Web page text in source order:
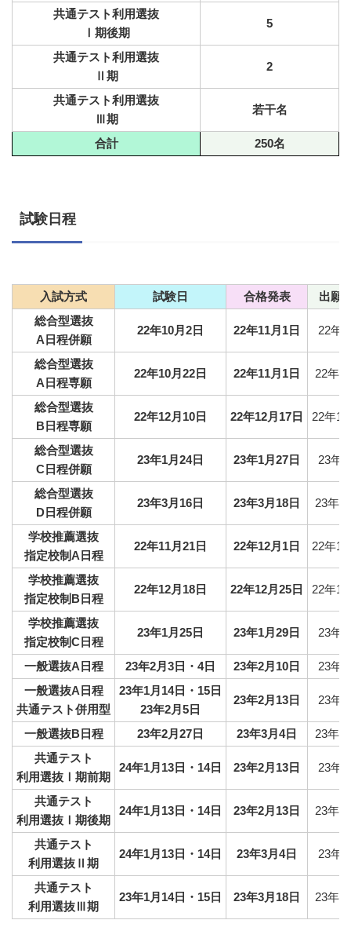
共通テスト利用選抜
Ⅰ期後期
5
共通テスト利用選抜
Ⅱ期
2
共通テスト利用選抜
Ⅲ期
若干名
合計 250名
試験日程
入試方式 試験日 合格発表
出願
総合型選抜
A日程併願
22年10月2日 22年11月1日 22年
総合型選抜
A日程専願
22年10月22日 22年11月1日 22年9
総合型選抜
B日程専願
22年12月10日 22年12月17日 22年
総合型選抜
C日程併願
23年1月24日 23年1月27日 23年
総合型選抜
D日程併願
23年3月16日 23年3月18日 23年2
学校推薦選抜
指定校制A日程
22年11月21日 22年12月1日 22年
学校推薦選抜
指定校制B日程
22年12月18日 22年12月25日 22年
学校推薦選抜
指定校制C日程
23年1月25日 23年1月29日 23年
一般選抜A日程 23年2月3日・4日 23年2月10日
23年
一般選抜A日程
共通テスト併用型
23年1月14日・15日
23年2月5日
23年2月13日 23年
一般選抜B日程 23年2月27日 23年3月4日
23年1
共通テスト
利用選抜Ⅰ期前期
24年1月13日・14日 23年2月13日 23年
共通テスト
利用選抜Ⅰ期後期
24年1月13日・14日 23年2月13日 23年1
共通テスト
利用選抜Ⅱ期
24年1月13日・14日 23年3月4日 23年
共通テスト
利用選抜Ⅲ期
23年1月14日・15日 23年3月18日 23年2